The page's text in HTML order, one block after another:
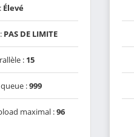
Élevé
PAS DE LIMITE
: 15
queue :999
maximal :96